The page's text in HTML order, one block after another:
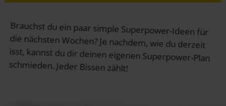
Brauchst du ein paar simple Superpower-Ideen für
die nächsten Wochen? Je nachdem, wie du derzeit
isst, kannst du dir deinen eigenen Superpower-Plan
schmieden. Jeder Bissen zählt!